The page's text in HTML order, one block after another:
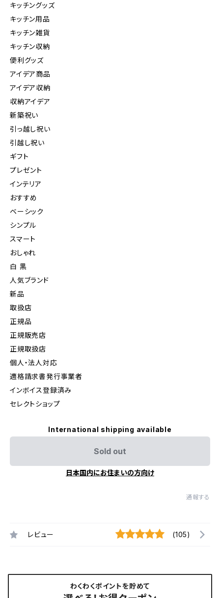
キッチングッズ
キッチン用品
キッチン雑貨
キッチン収納
便利グッズ
アイデア商品
アイデア収納
収納アイデア
新築祝い
引っ越し祝い
引越し祝い
ギフト
プレゼント
インテリア
おすすめ
ベーシック
シンプル
スマート
おしゃれ
白 黒
人気ブランド
新品
取扱店
正規品
正規販売店
正規取扱店
個人・法人対応
適格請求書発行事業者
インボイス登録済み
セレクトショップ
International shipping available
Sold out
日本国内にお住まいの方向け
通報する
レビュー (105)
わくわくポイントを貯めて